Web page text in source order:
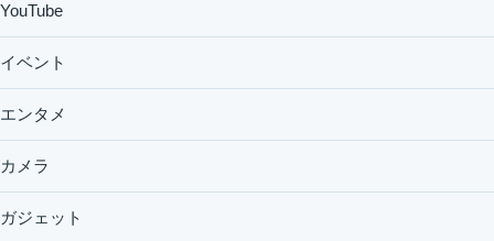
YouTube
イベント
エンタメ
カメラ
ガジェット